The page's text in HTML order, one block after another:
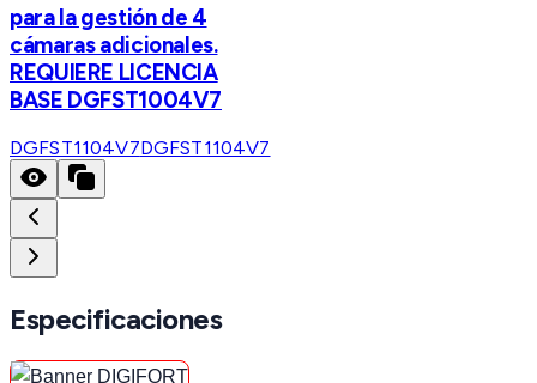
para la gestión de 4
cámaras adicionales.
REQUIERE LICENCIA
BASE DGFST1004V7
DGFST1104V7DGFST1104V7
Especificaciones